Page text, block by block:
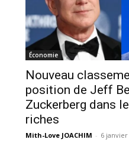
Économie
Nouveau
position de Jeff
Zuckerberg dans
riches
Mith-Love JOACHIM - 6 janvier